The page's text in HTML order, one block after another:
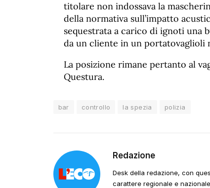
titolare non indossava la
della normativa sull’impatto
sequestrata a carico di ignoti una
da un cliente in un portatovaglioli
La posizione rimane pertanto al
Questura.
bar controllo la spezia polizia
Redazione
Desk della redazione, con
carattere regionale e nazionale